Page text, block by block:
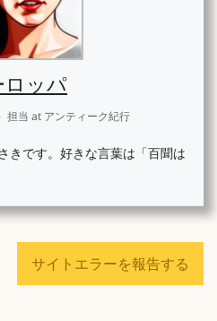
ッパ
担当atアンティーク紀行
きです。好きな言葉は「百聞は
サイトエラーを報告する